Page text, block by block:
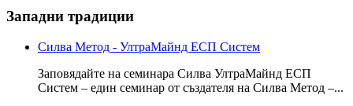
Западни традиции
Силва Метод - УлтраМайнд ЕСП Систем
Заповядайте на семинара Силва УлтраМайнд ЕСП
Систем – един семинар от създателя на Силва Метод –...